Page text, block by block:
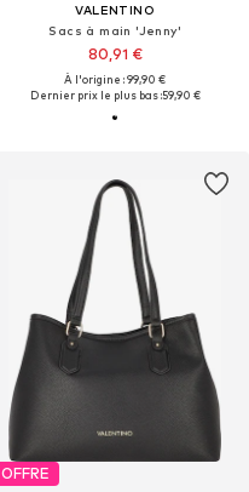
VALENTINO
Sacs à main 'Jenny'
80,91 €
À l'origine : 99,90 €
Dernier prix le plus bas :59,90 €
OFFRE